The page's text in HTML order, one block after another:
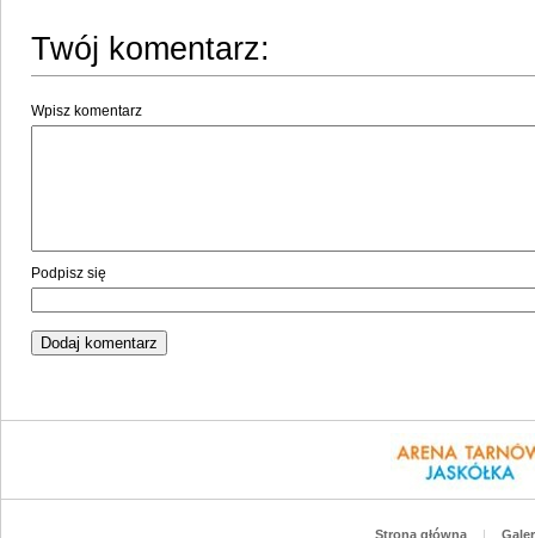
Twój komentarz:
Wpisz komentarz
Podpisz się
Strona główna |